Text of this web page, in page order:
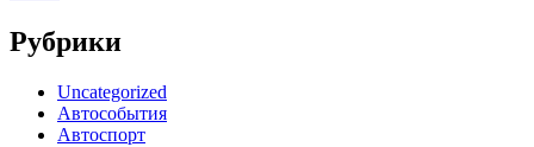
Рубрики
Uncategorized
Автособытия
Автоспорт